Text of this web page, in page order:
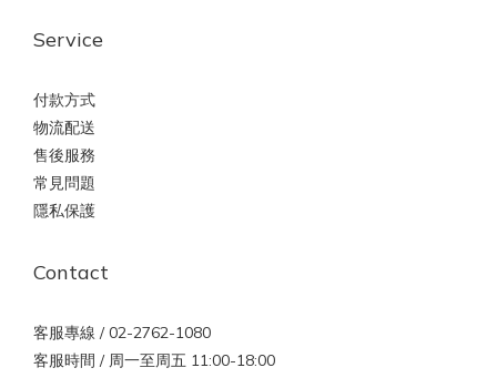
Service
付款方式
物流配送
售後服務
常見問題
隱私保護
Contact
客服專線 / 02-2762-1080
客服時間 / 周一至周五 11:00-18:00